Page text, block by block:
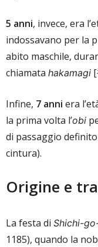
5 anni, invece, era
indossavano per la
abito maschile,
chiamata hakamagi
Infine, 7 anni era
la prima volta l’obi
di passaggio definito
cintura).
Origine e
La festa di Shichi-
1185), quando la